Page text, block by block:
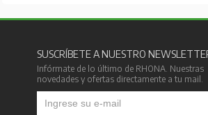
SUSCRÍBETE A NUESTRO
Infórmate de lo último de RHONA. Nuestras
novedades y ofertas directamente a tu mail.